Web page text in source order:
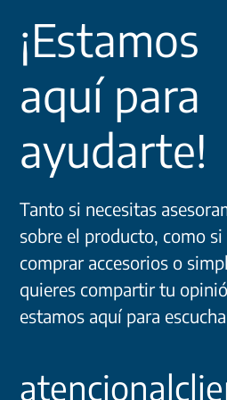
¡Estamos
aquí para
ayudarte!
Tanto si necesitas
sobre el producto, como si
comprar accesorios o
quieres compartir tu
estamos aquí para